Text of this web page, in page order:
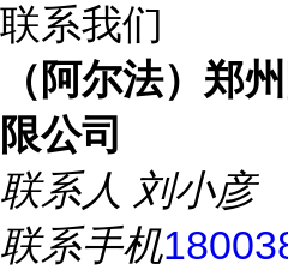
联系我们
（阿尔法）郑
限公司
联系人 刘小彦
联系手机